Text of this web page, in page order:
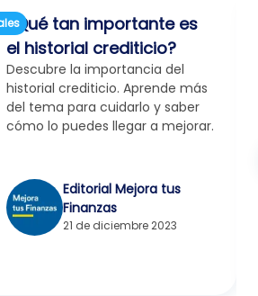
¿Qué tan importante es
el historial crediticio?
Descubre la importancia del
historial crediticio. Aprende más
del tema para cuidarlo y saber
cómo lo puedes llegar a mejorar.
Editorial Mejora tus
Finanzas
21 de diciembre 2023